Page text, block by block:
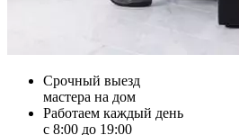
Срочный выезд
мастера на дом
Работаем каждый день
с 8:00 до 19:00